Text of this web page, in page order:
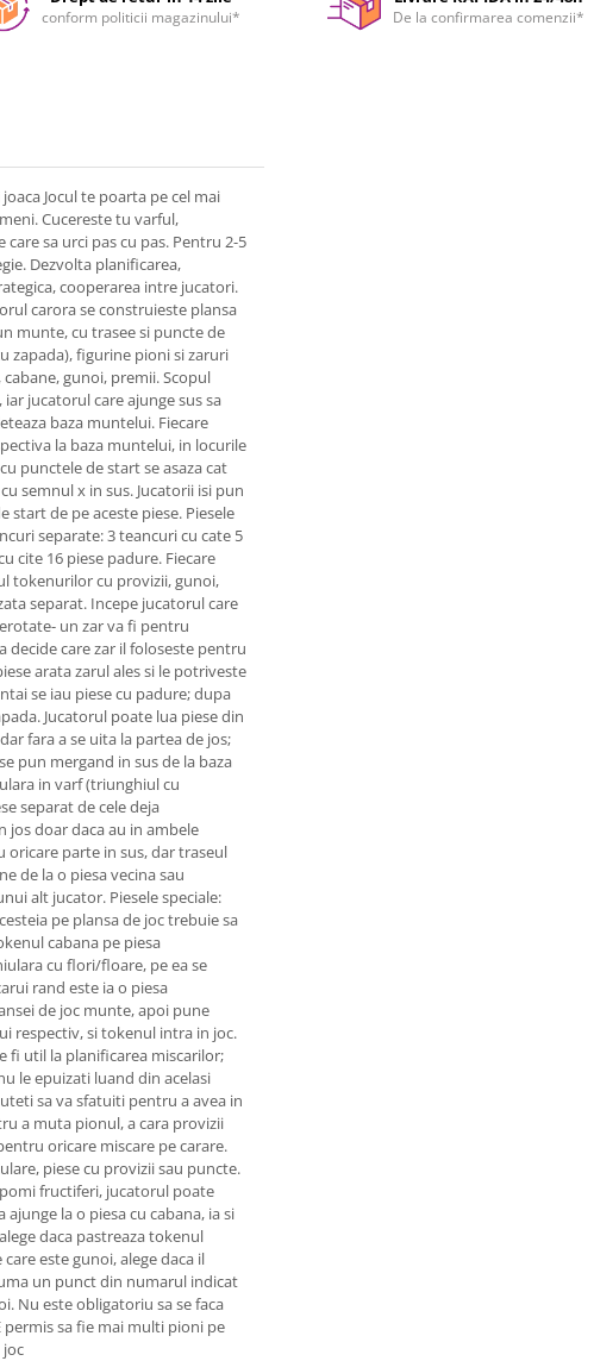
conform politicii magazinului* De la confirmarea comenzii*
Jocul te poarta pe cel mai
Cucereste tu varful,
sa urci pas cu pas. Pentru 2-5
Dezvolta planificarea,
cooperarea intre jucatori.
carora se construieste plansa
munte, cu trasee si puncte de
zapada), figurine pioni si zaruri
gunoi, premii. Scopul
jucatorul care ajunge sus sa
baza muntelui. Fiecare
la baza muntelui, in locurile
punctele de start se asaza cat
semnul x in sus. Jucatorii isi pun
de pe aceste piese. Piesele
separate: 3 teancuri cu cate 5
cite 16 piese padure. Fiecare
tokenurilor cu provizii, gunoi,
separat. Incepe jucatorul care
un zar va fi pentru
care zar il foloseste pentru
arata zarul ales si le potriveste
se iau piese cu padure; dupa
Jucatorul poate lua piese din
fara a se uita la partea de jos;
pun mergand in sus de la baza
in varf (triunghiul cu
separat de cele deja
jos doar daca au in ambele
oricare parte in sus, dar traseul
de la o piesa vecina sau
alt jucator. Piesele speciale:
pe plansa de joc trebuie sa
cabana pe piesa
cu flori/floare, pe ea se
rand este ia o piesa
de joc munte, apoi pune
respectiv, si tokenul intra in joc.
fi util la planificarea miscarilor;
le epuizati luand din acelasi
sa va sfatuiti pentru a avea in
a muta pionul, a cara provizii
oricare miscare pe carare.
piese cu provizii sau puncte.
fructiferi, jucatorul poate
ajunge la o piesa cu cabana, ia si
daca pastreaza tokenul
este gunoi, alege daca il
un punct din numarul indicat
Nu este obligatoriu sa se faca
sa fie mai multi pioni pe